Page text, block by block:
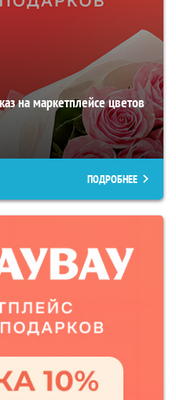
на маркетплейсе цветов
ПОДРОБНЕЕ